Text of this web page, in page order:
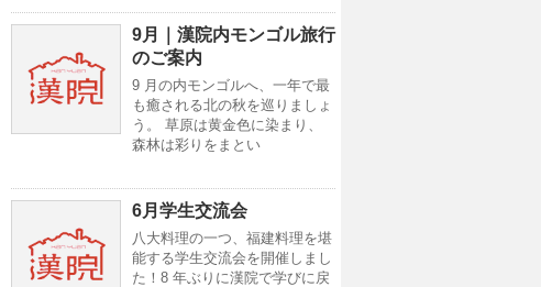
9月｜漢院内モンゴル旅行
のご案内
9 月の内モンゴルへ、一年で最
も癒される北の秋を巡りましょ
う。 草原は黄金色に染まり、
森林は彩りをまとい
6月学生交流会
八大料理の一つ、福建料理を堪
能する学生交流会を開催しまし
た！8 年ぶりに漢院で学びに戻